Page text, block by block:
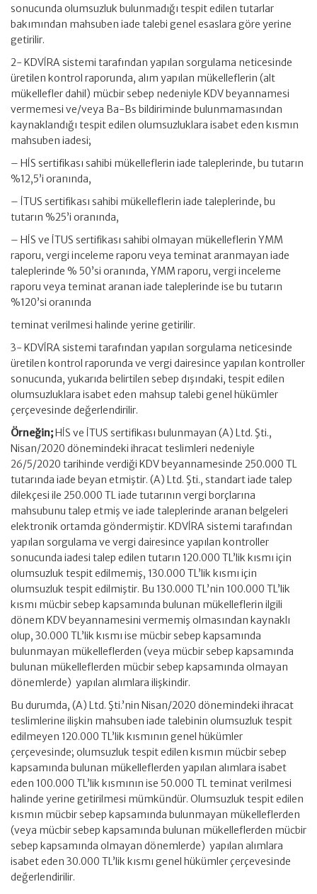
sonucunda olumsuzluk bulunmadığı tespit edilen tutarlar
bakımından mahsuben iade talebi genel esaslara göre yerine
getirilir.
2- KDVİRA sistemi tarafından yapılan sorgulama neticesinde
üretilen kontrol raporunda, alım yapılan mükelleflerin (alt
mükellefler dahil) mücbir sebep nedeniyle KDV beyannamesi
vermemesi ve/veya Ba-Bs bildiriminde bulunmamasından
kaynaklandığı tespit edilen olumsuzluklara isabet eden kısmın
mahsuben iadesi;
– HİS sertifikası sahibi mükelleflerin iade taleplerinde, bu tutarın
%12,5’i oranında,
– İTUS sertifikası sahibi mükelleflerin iade taleplerinde, bu
tutarın %25’i oranında,
– HİS ve İTUS sertifikası sahibi olmayan mükelleflerin YMM
raporu, vergi inceleme raporu veya teminat aranmayan iade
taleplerinde % 50’si oranında, YMM raporu, vergi inceleme
raporu veya teminat aranan iade taleplerinde ise bu tutarın
%120’si oranında
teminat verilmesi halinde yerine getirilir.
3- KDVİRA sistemi tarafından yapılan sorgulama neticesinde
üretilen kontrol raporunda ve vergi dairesince yapılan kontroller
sonucunda, yukarıda belirtilen sebep dışındaki, tespit edilen
olumsuzluklara isabet eden mahsup talebi genel hükümler
çerçevesinde değerlendirilir.
Örneğin;HİS ve İTUS sertifikası bulunmayan (A) Ltd. Şti.,
Nisan/2020 dönemindeki ihracat teslimleri nedeniyle
26/5/2020 tarihinde verdiği KDV beyannamesinde 250.000 TL
tutarında iade beyan etmiştir. (A) Ltd. Şti., standart iade talep
dilekçesi ile 250.000 TL iade tutarının vergi borçlarına
mahsubunu talep etmiş ve iade taleplerinde aranan belgeleri
elektronik ortamda göndermiştir. KDVİRA sistemi tarafından
yapılan sorgulama ve vergi dairesince yapılan kontroller
sonucunda iadesi talep edilen tutarın 120.000 TL’lik kısmı için
olumsuzluk tespit edilmemiş, 130.000 TL’lik kısmı için
olumsuzluk tespit edilmiştir. Bu 130.000 TL’nin 100.000 TL’lik
kısmı mücbir sebep kapsamında bulunan mükelleflerin ilgili
dönem KDV beyannamesini vermemiş olmasından kaynaklı
olup, 30.000 TL’lik kısmı ise mücbir sebep kapsamında
bulunmayan mükelleflerden (veya mücbir sebep kapsamında
bulunan mükelleflerden mücbir sebep kapsamında olmayan
dönemlerde) yapılan alımlara ilişkindir.
Bu durumda, (A) Ltd. Şti.’nin Nisan/2020 dönemindeki ihracat
teslimlerine ilişkin mahsuben iade talebinin olumsuzluk tespit
edilmeyen 120.000 TL’lik kısmının genel hükümler
çerçevesinde; olumsuzluk tespit edilen kısmın mücbir sebep
kapsamında bulunan mükelleflerden yapılan alımlara isabet
eden 100.000 TL’lik kısmının ise 50.000 TL teminat verilmesi
halinde yerine getirilmesi mümkündür. Olumsuzluk tespit edilen
kısmın mücbir sebep kapsamında bulunmayan mükelleflerden
(veya mücbir sebep kapsamında bulunan mükelleflerden mücbir
sebep kapsamında olmayan dönemlerde) yapılan alımlara
isabet eden 30.000 TL’lik kısmı genel hükümler çerçevesinde
değerlendirilir.